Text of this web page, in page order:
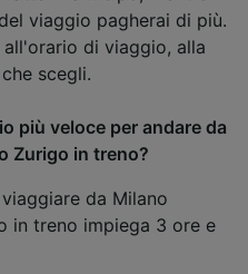
viaggio pagherai di più.
di viaggio, alla
scegli.
più veloce per andare da
Zurigo in treno?
da Milano
in treno impiega 3 ore e